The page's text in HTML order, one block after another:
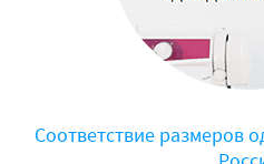
Соответствие размеров